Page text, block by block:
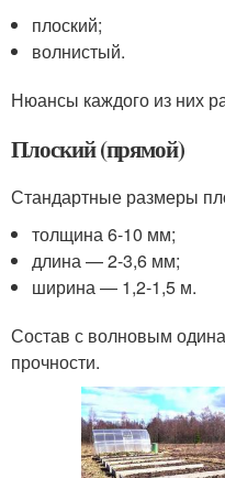
плоский;
волнистый.
Нюансы каждого из них
Плоский (прямой)
Стандартные размеры
толщина 6-10 мм;
длина — 2-3,6 мм;
ширина — 1,2-1,5 м.
Состав с волновым
прочности.